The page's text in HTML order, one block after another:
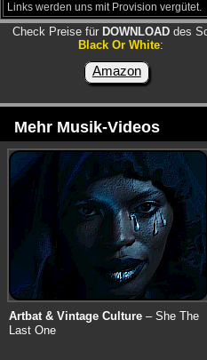
Links werden uns mit Provision vergütet.
Check Preise für DOWNLOAD des
Black Or White:
Amazon
Mehr Musik-Videos
Artbat & Vintage Culture – She The
Last One